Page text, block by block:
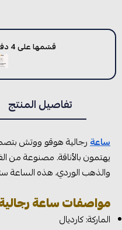
قسّمها على 4 دفعات بقيمة 87.25 ر.س
تفاصيل المنتج
ساعةرجالية هوقو ووتش
يهتمون بالأناقة. مصنوعة من
والذهب الوردي، هذه الساعة
مواصفات ساعة
الماركة: كارديال